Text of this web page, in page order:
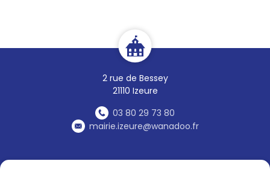
2 rue de Bessey
21110 Izeure
03 80 29 73 80
mairie.izeure@wanadoo.fr
UV. Vous pouvez vous en
procurer chez votre opticien,
en pharmacie ou dans des
boutiques spécialisées.
ℹ️ Retrouvez toutes les
informations et les conseils